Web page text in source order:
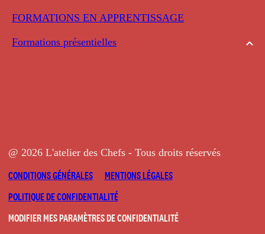
FORMATIONS EN APPRENTISSAGE
Formations présentielles
@ 2026 L'atelier des Chefs - Tous droits réservés
CONDITIONS GÉNÉRALES
MENTIONS LÉGALES
POLITIQUE DE CONFIDENTIALITÉ
MODIFIER MES PARAMÈTRES DE CONFIDENTIALITÉ